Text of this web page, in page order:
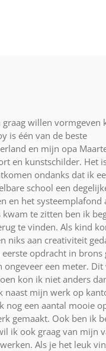
willen vormgeven
is één van de beste
en mijn opa
en kunstschilder. Het
ondanks dat ik
school een
en het systeemplafond
te zitten ben ik
te vinden. Als kind
niks aan creativiteit
opdracht in brons
een meter.
kon ik niet anders
naast mijn werk op
nog een aantal mooie
gemaakt. Ook ben ik
ik ook graag van mijn
Als je het leuk